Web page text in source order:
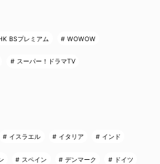
BSプレミアム WOWOW
スーパー！ドラマTV
イスラエル イタリア インド
スペイン デンマーク ドイツ